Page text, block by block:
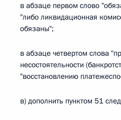
в абзаце первом слово
"либо ликвидационная
обязаны";
в абзаце четвертом слова
несостоятельности
"восстановлению
в) дополнить пунктом 51